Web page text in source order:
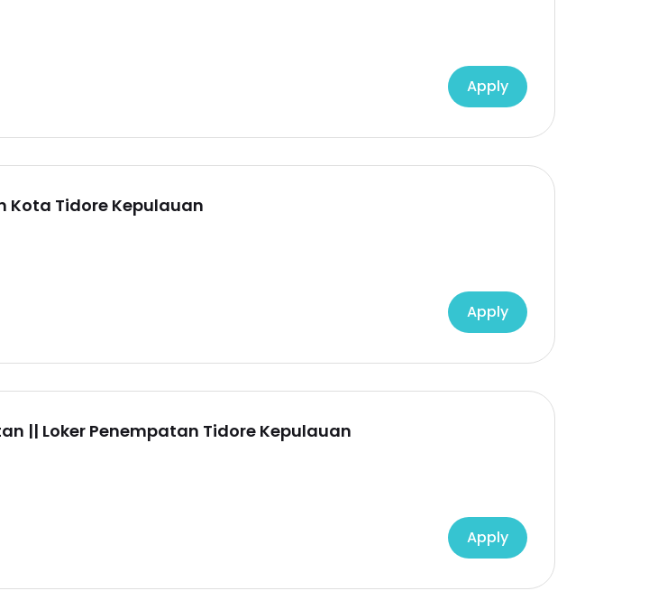
Apply
Kota Tidore Kepulauan
Apply
|| Loker Penempatan Tidore Kepulauan
Apply